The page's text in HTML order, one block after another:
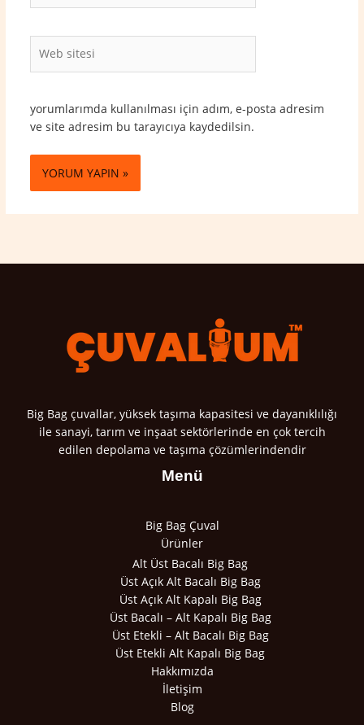
sitesi
yorumlarımda kullanılması için adım, e-posta adresim
ve site adresim bu tarayıcıya kaydedilsin.
Big Bag çuvallar, yüksek taşıma kapasitesi ve dayanıklılığı
ile sanayi, tarım ve inşaat sektörlerinde en çok tercih
edilen depolama ve taşıma çözümlerindendir
Menü
Big Bag Çuval
Ürünler
Alt Üst Bacalı Big Bag
Üst Açık Alt Bacalı Big Bag
Üst Açık Alt Kapalı Big Bag
Üst Bacalı – Alt Kapalı Big Bag
Üst Etekli – Alt Bacalı Big Bag
Üst Etekli Alt Kapalı Big Bag
Hakkımızda
İletişim
Blog